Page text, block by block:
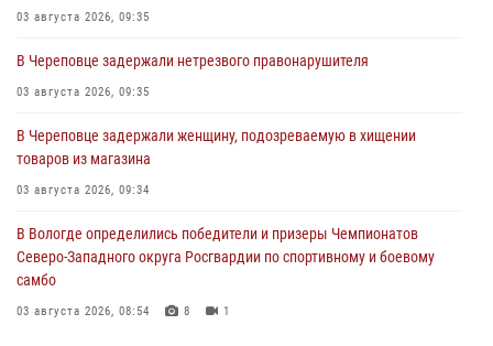
03 августа 2026, 09:35
В Череповце задержали нетрезвого правонарушителя
03 августа 2026, 09:35
В Череповце задержали женщину, подозреваемую в хищении
товаров из магазина
03 августа 2026, 09:34
В Вологде определились победители и призеры Чемпионатов
Северо-Западного округа Росгвардии по спортивному и боевому
самбо
03 августа 2026, 08:54 8 1